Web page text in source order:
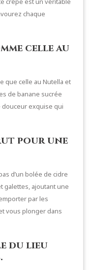
chaque
celle au
que celle au Nutella et
de banane sucrée
douceur exquise qui
pour une
d’un bolée de cidre
galettes, ajoutant une
par les
vous plonger dans
du lieu